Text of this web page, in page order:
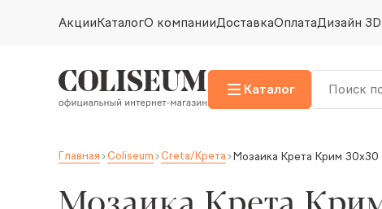
АкцииКаталогО компанииДоставкаОплатаДизайн 3D
Каталог
Главная Coliseum Creta/Крета Мозаика Крета Крим 30x30